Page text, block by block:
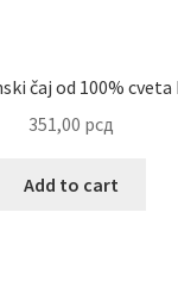
čaj od 100%
351,00 рсд
Add to cart